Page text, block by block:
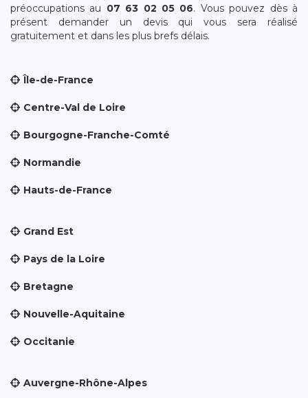
préoccupations au 07 63 02 05 06. Vous pouvez dès à
présent demander un devis qui vous sera réalisé
gratuitement et dans les plus brefs délais.
Île-de-France
Centre-Val de Loire
Bourgogne-Franche-Comté
Normandie
Hauts-de-France
Grand Est
Pays de la Loire
Bretagne
Nouvelle-Aquitaine
Occitanie
Auvergne-Rhône-Alpes